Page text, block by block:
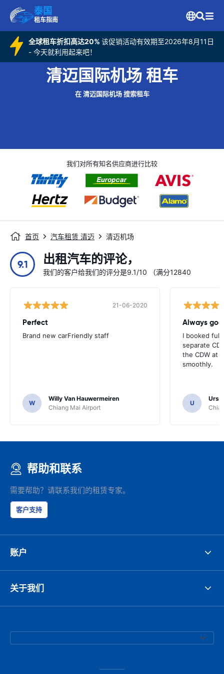
泰国
租车指南
全球租车折扣高达20% 该促销活动有效期至2026年8月11日
- 今天就利用起来吧！
清迈国际机场 租车
在 清迈国际机场 搜索租车
我们对所有知名供应商进行比较
首页 汽车租赁 清迈 清迈机场
9.1 出租汽车的评论，
我们的客户给我们的评分是9.1/10 （满分12840
21-06-2020
Perfect
Brand new carFriendly staff
W
Willy Van Hauwermeiren
Chiang Mai Airport
I booked full
separate
the CDW at
smoothly.
U
Urs
帮助和联系
需要帮助？请联系我们的租赁专家。
客户支持
账户
关于我们